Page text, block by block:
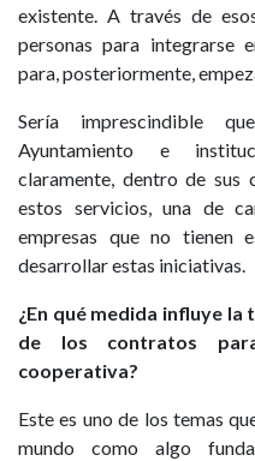
existente. A través de
personas para integrarse
para, posteriormente,
Sería imprescindible
Ayuntamiento e
claramente, dentro de sus
estos servicios, una de
empresas que no tienen
desarrollar estas iniciativas.
¿En qué medida influye
de los contratos
cooperativa?
Este es uno de los temas
mundo como algo